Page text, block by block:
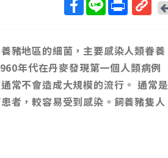
短
網
址
豬地區的細菌，主要感染人類眷養
年代在丹麥發現第一個人類病例
常不會造成大規模的流行。 通常是
者，較容易受到感染。飼養豬隻人